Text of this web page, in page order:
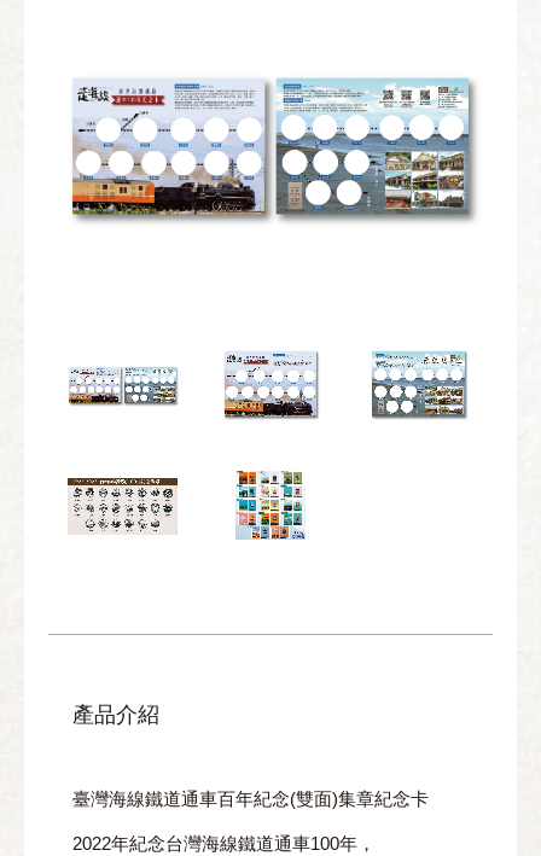
產品介紹
臺灣海線鐵道通車百年紀念(雙面)集章紀念卡
2022年紀念台灣海線鐵道通車100年，